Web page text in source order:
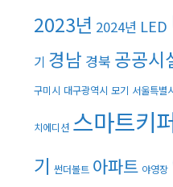
2023년 2024년 LED
기 경남 경북 공공시
구미시 대구광역시 모기 서울특별
치에디션 스마트키
기 썬더볼트 아파트 야영장